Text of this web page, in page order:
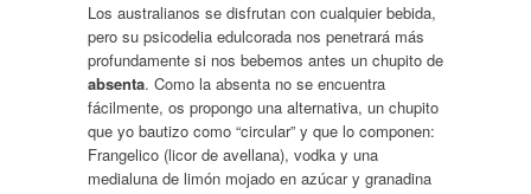
Los australianos se disfrutan con cualquier bebida,
pero su psicodelia edulcorada nos penetrará más
profundamente si nos bebemos antes un chupito de
absenta. Como la absenta no se encuentra
fácilmente, os propongo una alternativa, un chupito
que yo bautizo como “circular” y que lo componen:
Frangelico (licor de avellana), vodka y una
medialuna de limón mojado en azúcar y granadina